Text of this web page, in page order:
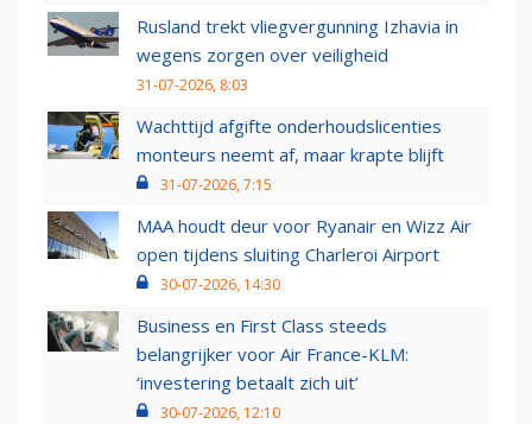
Rusland trekt vliegvergunning Izhavia in
wegens zorgen over veiligheid
31-07-2026, 8:03
Wachttijd afgifte onderhoudslicenties
monteurs neemt af, maar krapte blijft
31-07-2026, 7:15
MAA houdt deur voor Ryanair en Wizz Air
open tijdens sluiting Charleroi Airport
30-07-2026, 14:30
Business en First Class steeds
belangrijker voor Air France-KLM:
‘investering betaalt zich uit’
30-07-2026, 12:10